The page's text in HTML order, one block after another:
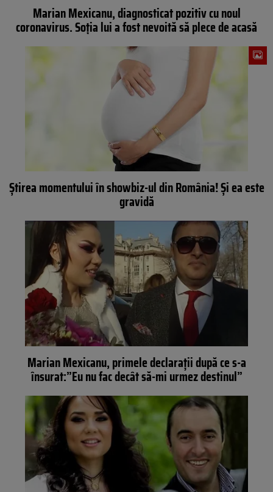
Marian Mexicanu, diagnosticat pozitiv cu noul
coronavirus. Soția lui a fost nevoită să plece de acasă
Știrea momentului în showbiz-ul din România! Și ea este
gravidă
Marian Mexicanu, primele declaraţii după ce s-a
însurat:”Eu nu fac decât să-mi urmez destinul”